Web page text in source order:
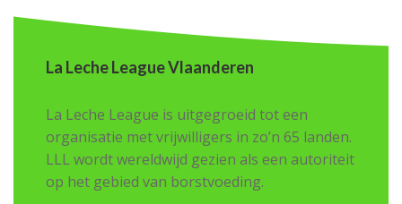
La Leche League Vlaanderen
La Leche League is uitgegroeid tot een
organisatie met vrijwilligers in zo’n 65 landen.
LLL wordt wereldwijd gezien als een autoriteit
op het gebied van borstvoeding.